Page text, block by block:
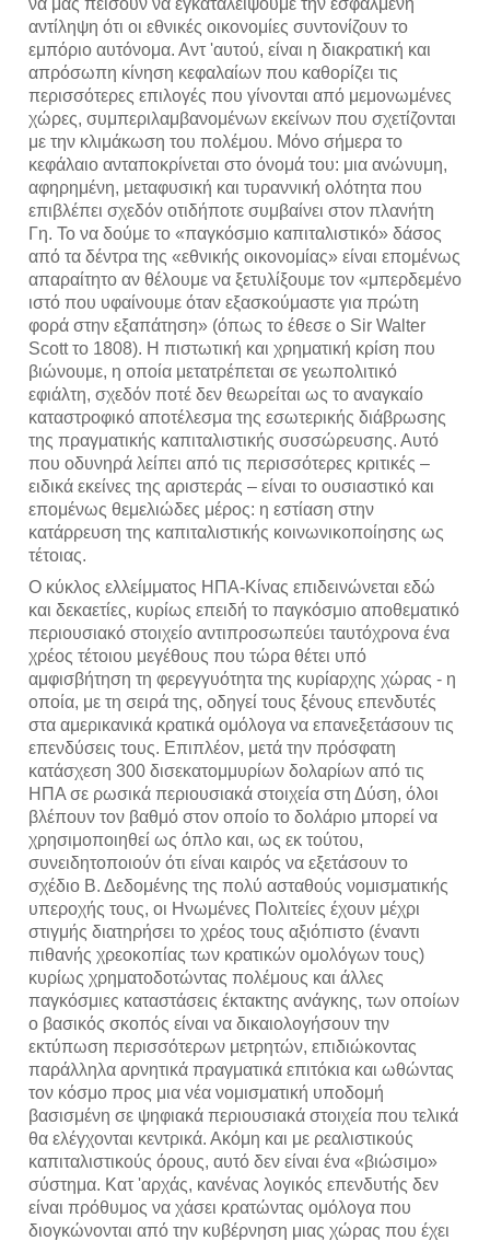
αντίληψη ότι οι εθνικές οικονομίες συντονίζουν το
εμπόριο αυτόνομα. Αντ 'αυτού, είναι η διακρατική και
απρόσωπη κίνηση κεφαλαίων που καθορίζει τις
περισσότερες επιλογές που γίνονται από μεμονωμένες
χώρες, συμπεριλαμβανομένων εκείνων που σχετίζονται
με την κλιμάκωση του πολέμου. Μόνο σήμερα το
κεφάλαιο ανταποκρίνεται στο όνομά του: μια ανώνυμη,
αφηρημένη, μεταφυσική και τυραννική ολότητα που
επιβλέπει σχεδόν οτιδήποτε συμβαίνει στον πλανήτη
Γη. Το να δούμε το «παγκόσμιο καπιταλιστικό» δάσος
από τα δέντρα της «εθνικής οικονομίας» είναι επομένως
απαραίτητο αν θέλουμε να ξετυλίξουμε τον «μπερδεμένο
ιστό που υφαίνουμε όταν εξασκούμαστε για πρώτη
φορά στην εξαπάτηση» (όπως το έθεσε ο Sir Walter
Scott το 1808). Η πιστωτική και χρηματική κρίση που
βιώνουμε, η οποία μετατρέπεται σε γεωπολιτικό
εφιάλτη, σχεδόν ποτέ δεν θεωρείται ως το αναγκαίο
καταστροφικό αποτέλεσμα της εσωτερικής διάβρωσης
της πραγματικής καπιταλιστικής συσσώρευσης. Αυτό
που οδυνηρά λείπει από τις περισσότερες κριτικές –
ειδικά εκείνες της αριστεράς – είναι το ουσιαστικό και
επομένως θεμελιώδες μέρος: η εστίαση στην
κατάρρευση της καπιταλιστικής κοινωνικοποίησης ως
τέτοιας.
Ο κύκλος ελλείμματος ΗΠΑ-Κίνας επιδεινώνεται εδώ
και δεκαετίες, κυρίως επειδή το παγκόσμιο αποθεματικό
περιουσιακό στοιχείο αντιπροσωπεύει ταυτόχρονα ένα
χρέος τέτοιου μεγέθους που τώρα θέτει υπό
αμφισβήτηση τη φερεγγυότητα της κυρίαρχης χώρας - η
οποία, με τη σειρά της, οδηγεί τους ξένους επενδυτές
στα αμερικανικά κρατικά ομόλογα να επανεξετάσουν τις
επενδύσεις τους. Επιπλέον, μετά την πρόσφατη
κατάσχεση 300 δισεκατομμυρίων δολαρίων από τις
ΗΠΑ σε ρωσικά περιουσιακά στοιχεία στη Δύση, όλοι
βλέπουν τον βαθμό στον οποίο το δολάριο μπορεί να
χρησιμοποιηθεί ως όπλο και, ως εκ τούτου,
συνειδητοποιούν ότι είναι καιρός να εξετάσουν το
σχέδιο Β. Δεδομένης της πολύ ασταθούς νομισματικής
υπεροχής τους, οι Ηνωμένες Πολιτείες έχουν μέχρι
στιγμής διατηρήσει το χρέος τους αξιόπιστο (έναντι
πιθανής χρεοκοπίας των κρατικών ομολόγων τους)
κυρίως χρηματοδοτώντας πολέμους και άλλες
παγκόσμιες καταστάσεις έκτακτης ανάγκης, των οποίων
ο βασικός σκοπός είναι να δικαιολογήσουν την
εκτύπωση περισσότερων μετρητών, επιδιώκοντας
παράλληλα αρνητικά πραγματικά επιτόκια και ωθώντας
τον κόσμο προς μια νέα νομισματική υποδομή
βασισμένη σε ψηφιακά περιουσιακά στοιχεία που τελικά
θα ελέγχονται κεντρικά. Ακόμη και με ρεαλιστικούς
καπιταλιστικούς όρους, αυτό δεν είναι ένα «βιώσιμο»
σύστημα. Κατ 'αρχάς, κανένας λογικός επενδυτής δεν
είναι πρόθυμος να χάσει κρατώντας ομόλογα που
διογκώνονται από την κυβέρνηση μιας χώρας που έχει